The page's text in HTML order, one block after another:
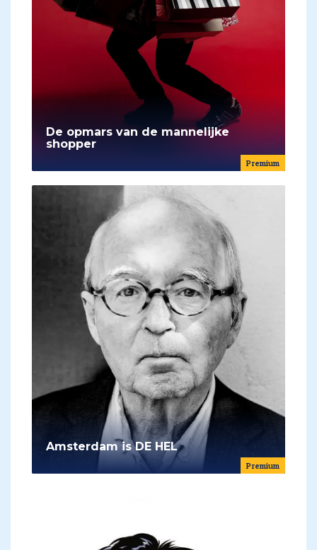
Premium
De opmars van de mannelijke
shopper
Premium
Amsterdam is DE HEL